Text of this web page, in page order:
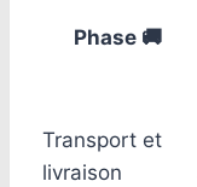
Phase 🚚
Transport et
livraison